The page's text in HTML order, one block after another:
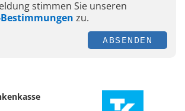
stimmen Sie unseren
zu.
ABSENDEN